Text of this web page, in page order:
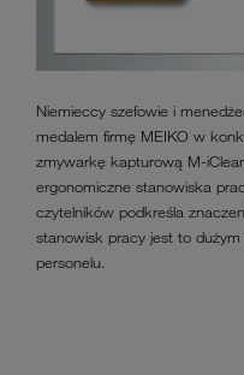
Niemieccy szefowie i
medalem firmę MEIKO w
zmywarkę kapturową M-
ergonomiczne stanowiska
czytelników podkreśla
stanowisk pracy jest to
personelu.